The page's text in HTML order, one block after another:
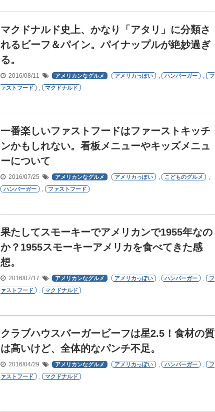
マクドナルド史上、かなり「アタリ」に分類さ
れるビーフ＆パイン。パイナップルが絶妙過ぎ
る。
2016/08/11 アメリカンなグルメ アメリカっぽい , ハンバーガー ,
フ
ァストフード
, マクドナルド
一番楽しいファストフードはファーストキッチ
ンかもしれない。看板メニューやキッズメニュ
ーについて
2016/07/25 アメリカンなグルメ アメリカっぽい , こどものグルメ ,
ハンバーガー , ファストフード
果たしてスモーキーでアメリカンで1955年なの
か？1955スモーキーアメリカを食べてきた感
想。
2016/07/17 アメリカンなグルメ アメリカっぽい , ハンバーガー ,
フ
ァストフード
, マクドナルド
クラブハウスバーガービーフは星2.5！食材の質
は高いけど、全体的なパンチ不足。
2016/04/29 アメリカンなグルメ アメリカっぽい , ハンバーガー ,
フ
ァストフード
, マクドナルド